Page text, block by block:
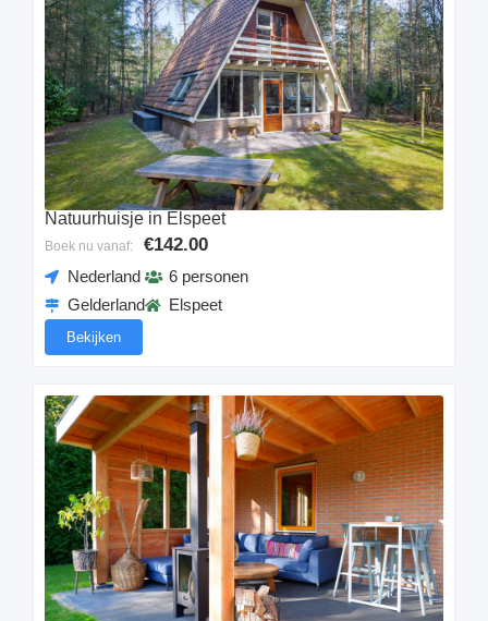
Natuurhuisje in Elspeet
Boek nu vanaf: €142.00
Nederland
Gelderland
6 personen
Elspeet
Bekijken